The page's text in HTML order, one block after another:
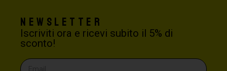
Newsletter
Iscriviti ora e ricevi subito il 5% di
sconto!